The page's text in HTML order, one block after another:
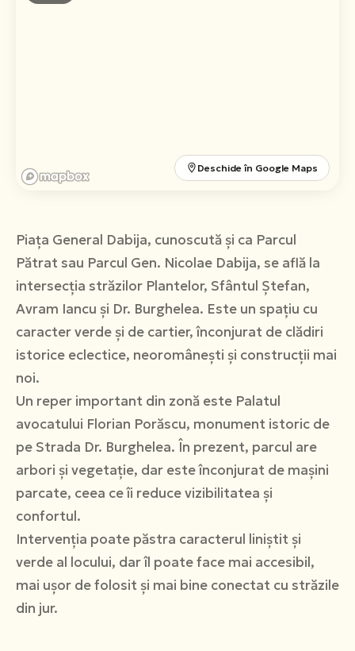
Deschide în Google Maps
Piața General Dabija, cunoscută și ca Parcul
Pătrat sau Parcul Gen. Nicolae Dabija, se află la
intersecția străzilor Plantelor, Sfântul Ștefan,
Avram Iancu și Dr. Burghelea. Este un spațiu cu
caracter verde și de cartier, înconjurat de clădiri
istorice eclectice, neoromânești și construcții mai
noi.
Un reper important din zonă este Palatul
avocatului Florian Porăscu, monument istoric de
pe Strada Dr. Burghelea. În prezent, parcul are
arbori și vegetație, dar este înconjurat de mașini
parcate, ceea ce îi reduce vizibilitatea și
confortul.
Intervenția poate păstra caracterul liniștit și
verde al locului, dar îl poate face mai accesibil,
mai ușor de folosit și mai bine conectat cu străzile
din jur.